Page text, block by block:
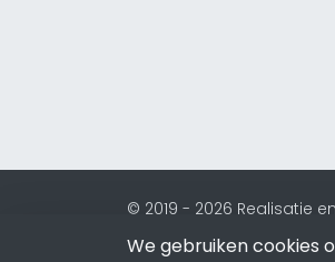
© 2019 - 2026 Realisatie
We gebruiken cookies